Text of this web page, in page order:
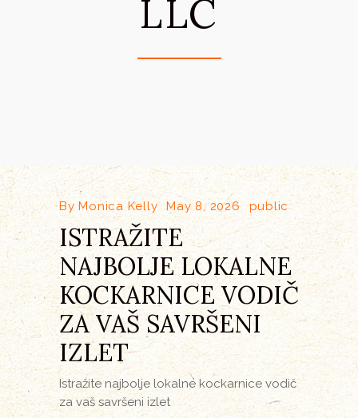
LLC
ByMonica Kelly May 8, 2026 public
ISTRAŽITE
NAJBOLJE LOKALNE
KOCKARNICE VODIČ
ZA VAŠ SAVRŠENI
IZLET
Istražite najbolje lokalne kockarnice vodič
za vaš savršeni izlet